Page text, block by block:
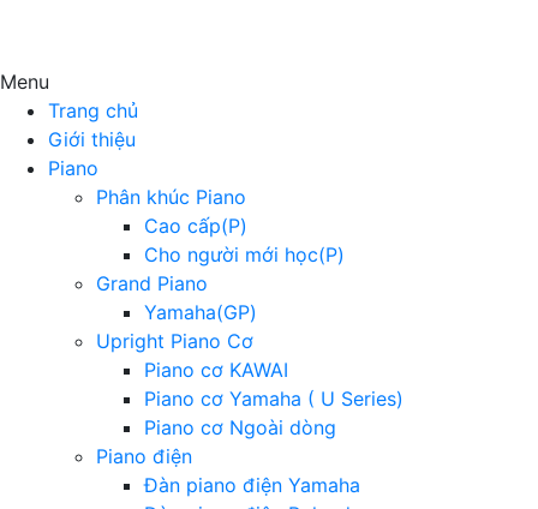
Menu
Trang chủ
Giới thiệu
Piano
Phân khúc Piano
Cao cấp(P)
Cho người mới học(P)
Grand Piano
Yamaha(GP)
Upright Piano Cơ
Piano cơ KAWAI
Piano cơ Yamaha ( U Series)
Piano cơ Ngoài dòng
Piano điện
Đàn piano điện Yamaha